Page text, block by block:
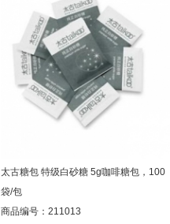
太古糖包 特级白砂糖 5g咖啡糖包，100
袋/包
商品编号：211013